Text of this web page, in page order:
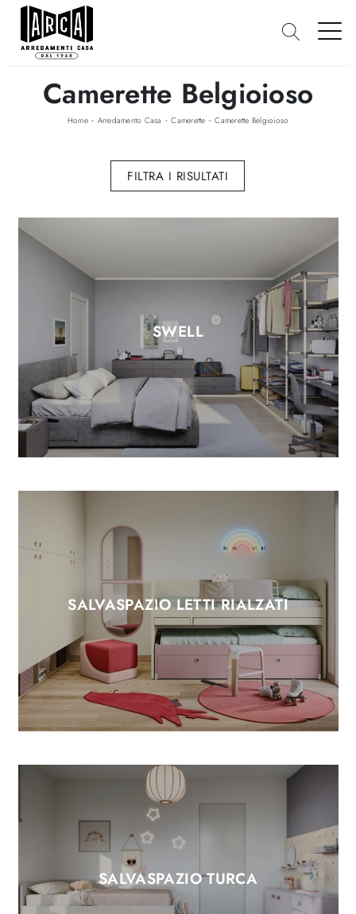
Camerette Belgioioso
Home- Arredamento Casa -Camerette -Camerette Belgioioso
FILTRA I RISULTATI
SWELL
SALVASPAZIO LETTI RIALZATI
SALVASPAZIO TURCA